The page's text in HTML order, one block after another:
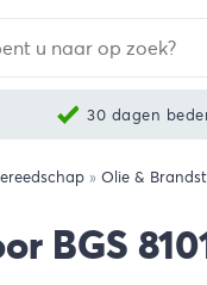
30 dagen
» Olie &
BGS